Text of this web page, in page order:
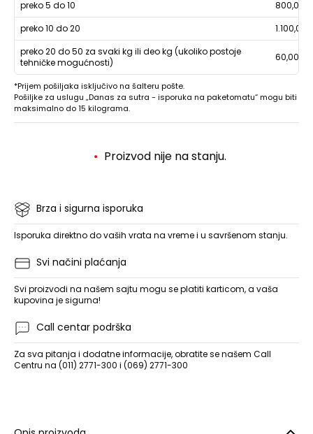
preko 5 do 10
800,00
preko 10 do 20
1.100,00
preko 20 do 50 za svaki kg ili deo kg (ukoliko postoje
tehničke mogućnosti)
60,00
*Prijem pošiljaka isključivo na šalteru pošte.
Pošiljke za uslugu „Danas za sutra - isporuka na paketomatu“ mogu biti
maksimalno do 15 kilograma.
Proizvod nije na stanju.
Brza i sigurna isporuka
Isporuka direktno do vaših vrata na vreme i u savršenom stanju.
Svi načini plaćanja
Svi proizvodi na našem sajtu mogu se platiti karticom, a vaša
kupovina je sigurna!
Call centar podrška
Za sva pitanja i dodatne informacije, obratite se našem Call
Centru na (011) 2771-300 i (069) 2771-300